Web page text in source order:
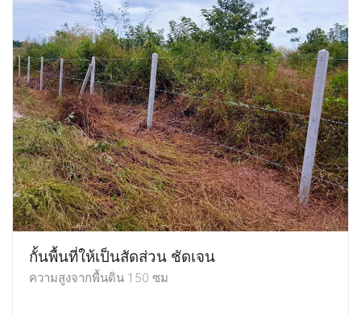
กั้นพื้นที่ให้เป็นสัดส่วน ชัดเจน
ความสูงจากพื้นดิน 150 ซม